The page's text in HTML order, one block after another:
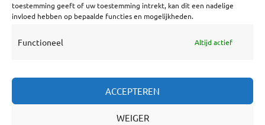
toestemming geeft of uw toestemming intrekt, kan dit een nadelige
invloed hebben op bepaalde functies en mogelijkheden.
Functioneel Altijd actief
ACCEPTEREN
WEIGER
Coöperatief Cultureel Persbureau U.A. | Salzburg 29 |
3524KS Utrecht | KvK: 55573592 |Btw: